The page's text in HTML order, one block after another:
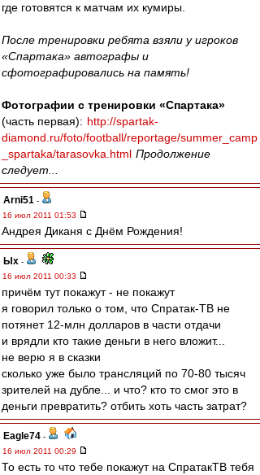
где готовятся к матчам их кумиры.
После тренировки ребята взяли у игроков
«Спартака» автографы и
сфотографировались на память!
Фотографии с тренировки «Спартака»
(часть первая): http://spartak-
diamond.ru/foto/football/reportage/summer_camp
_spartaka/tarasovka.html Продолжение
следует...
Arni51 -
16 июл 2011 01:53
Андрея Диканя с Днём Рождения!
Ых -
16 июл 2011 00:33
причём тут покажут - не покажут
я говорил только о том, что Спратак-ТВ не
потянет 12-млн долларов в части отдачи
и врядли кто такие деньги в него вложит...
не верю я в сказки
сколько уже было трансляций по 70-80 тысяч
зрителей на дубле... и что? кто то смог это в
деньги превратить? отбить хоть часть затрат?
Eagle74 -
16 июл 2011 00:29
То есть то что тебе покажут на СпратакТВ тебя